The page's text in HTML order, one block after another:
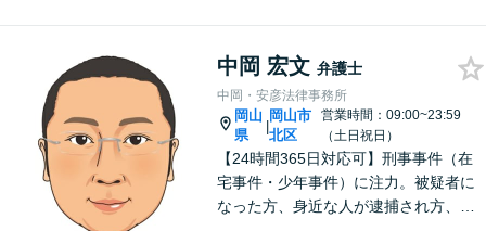
中岡 宏文 弁護士
中岡・安彦法律事務所
岡山
県
|
岡山市
北区
営業時間：09:00~23:59
（土日祝日）
【24時間365日対応可】刑事事件（在
宅事件・少年事件）に注力。被疑者に
なった方、身近な人が逮捕され方、す